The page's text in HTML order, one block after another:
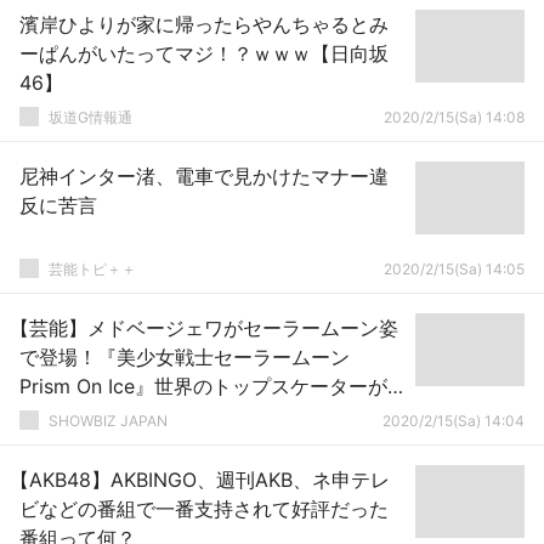
濱岸ひよりが家に帰ったらやんちゃるとみ
ーぱんがいたってマジ！？ｗｗｗ【日向坂
46】
坂道G情報通 2020/2/15(Sa) 14:08
尼神インター渚、電車で見かけたマナー違
反に苦言
芸能トピ＋＋ 2020/2/15(Sa) 14:05
【芸能】メドベージェワがセーラームーン姿
で登場！『美少女戦士セーラームーン
Prism On Ice』世界のトップスケーターが
集結SHOWBIZ JAPAN 2020/2/15(Sa) 14:04
【AKB48】AKBINGO、週刊AKB、ネ申テレ
ビなどの番組で一番支持されて好評だった
番組って何？